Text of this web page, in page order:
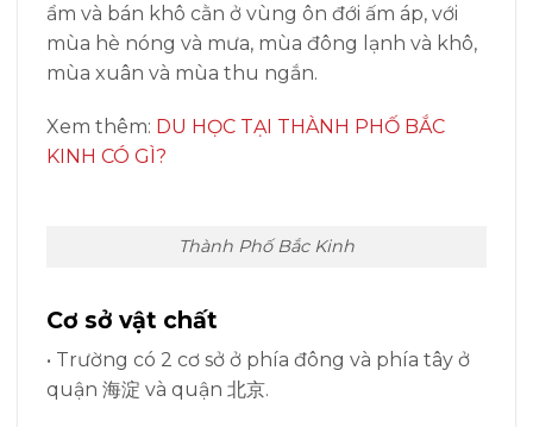
ẩm và bán khô cằn ở vùng ôn đới ấm áp, với
mùa hè nóng và mưa, mùa đông lạnh và khô,
mùa xuân và mùa thu ngắn.
Xem thêm: DU HỌC TẠI THÀNH PHỐ BẮC
KINH CÓ GÌ?
Thành Phố Bắc Kinh
Cơ sở vật chất
• Trường có 2 cơ sở ở phía đông và phía tây ở
quận 海淀 và quận 北京.